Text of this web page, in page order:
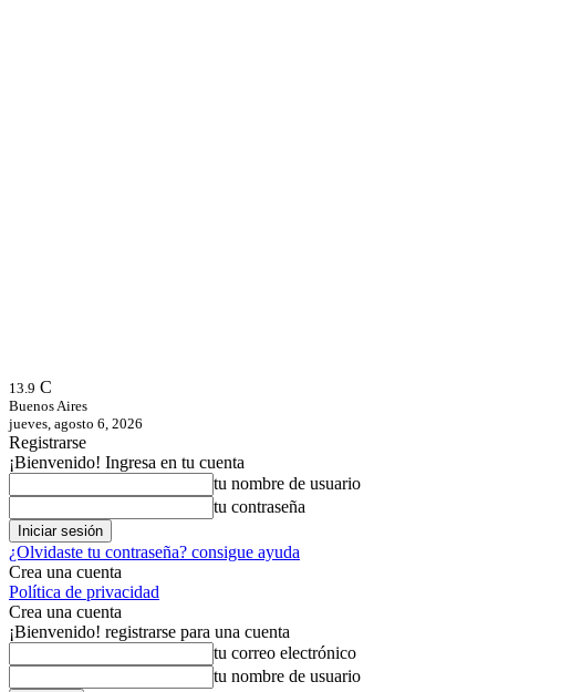
13.9 C
Buenos Aires
jueves, agosto 6, 2026
Registrarse
¡Bienvenido! Ingresa en tu cuenta
tu nombre de usuario
tu contraseña
¿Olvidaste tu contraseña? consigue ayuda
Crea una cuenta
Política de privacidad
Crea una cuenta
¡Bienvenido! registrarse para una cuenta
tu correo electrónico
tu nombre de usuario